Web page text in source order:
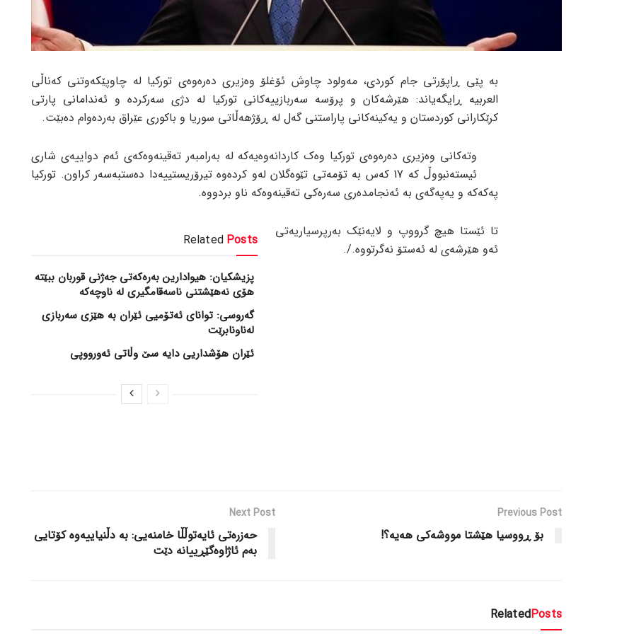
بە پێی ڕاپۆرتی جام کوردی، مەولود چاوش ئۆغلۆ وەزیری دەرەوەی تورکیا لە چاوپێکەوتنی کەناڵی
العربیە ڕایگەیاند: هێرشەکان و پرۆسە سەربازییەکانی تورکیا لە دژی سەرکردە و ئەندامانی پارتی
کرێکارانی کوردستان و یەکینەکانی پاراستنی گەل لە ڕۆژهەڵاتی سوریا و باکوری عێراق بەردەوام دەبێت.
وتەکانی وەزیری دەرەوەی تورکیا وەک کاردانەوەیەکە لە بەرامبەر تەقینەوەکەی ئەم دواییەی شاری
ئیستەنبووڵ کە 17 کەس بە تۆمەتی تێوەگلان لەو کردەوە تیرۆریستییەدا دەستبەسەر کراون. تورکیا
پەکەکە و یەپەگەی بە ئەنجامدەری سەرەکی تەقینەوەکە ناو بردووە.
Related Posts
پزیشکیان: هیوادارین بەرەکەتی جەژنی قوربان ببێتە
هۆی نەهێشتنی ناسەقامگیری لە ناوچەکە
گەروسی: توانای ئەتۆمیی ئێران بە هێزی سەربازی
لەناونابرێت
ئێران هۆشداریی دایە سێ وڵاتی ئەورووپی
تا ئێستا هیچ گرووپ و لایەنێک بەرپرسیاریەتی
ئەو هێرشەی لە ئەستۆ نەگرتووە./.
Previous Post
بۆ ڕووسیا هێشتا مووشەکی هەیە؟!
Next Post
حەزرەتی ئایەتوڵڵا خامنەیی: بە دڵنیاییەوە کۆتایی
بەم ئاژاوەگێڕییانە دێت
RelatedPosts